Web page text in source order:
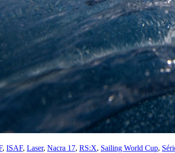
, ISAF, Laser, Nacra 17, RS:X, Sailing World Cup,